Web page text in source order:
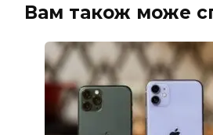
Вам також може